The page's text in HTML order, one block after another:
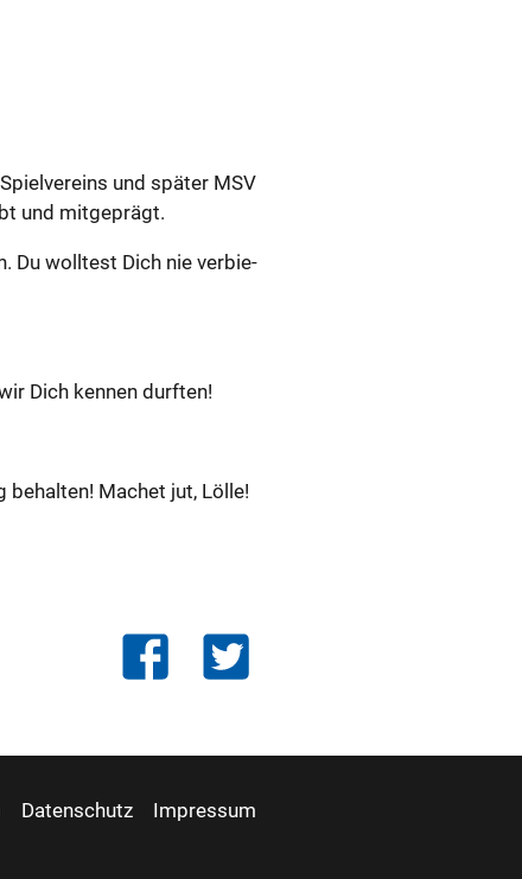
und spä­ter MSV
und mit­ge­prägt.
Du woll­test Dich nie ver­bie­
Dich ken­nen durf­ten!
be­hal­ten! Ma­chet jut, Lölle!
Datenschutz Impressum